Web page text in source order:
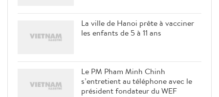
La ville de Hanoi prête à vacciner
les enfants de 5 à 11 ans
Le PM Pham Minh Chinh
s’entretient au téléphone avec le
président fondateur du WEF